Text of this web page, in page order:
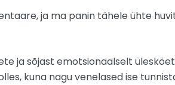
ja ma panin tähele ühte
ja sõjast emotsionaalselt
kuna nagu venelased ise